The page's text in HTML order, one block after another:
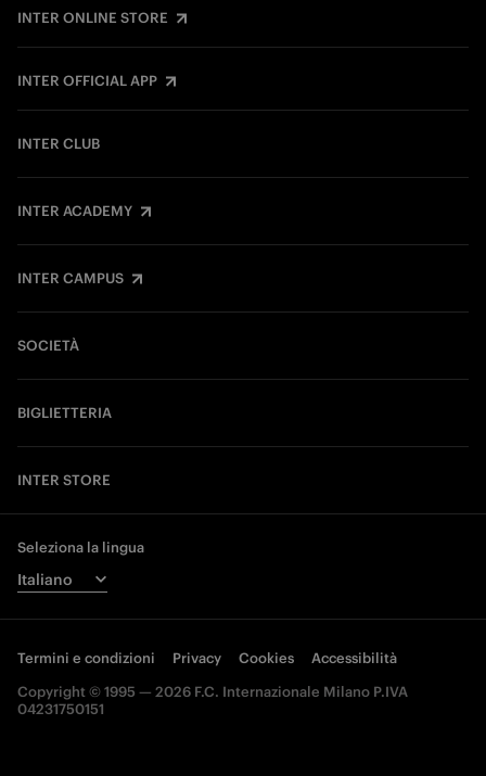
INTER ONLINE STORE
INTER OFFICIAL APP
INTER CLUB
INTER ACADEMY
INTER CAMPUS
SOCIETÀ
BIGLIETTERIA
INTER STORE
Seleziona la lingua
Termini e condizioni Privacy Cookies
Accessibilità
Copyright © 1995 — 2026 F.C. Internazionale Milano P.IVA
04231750151